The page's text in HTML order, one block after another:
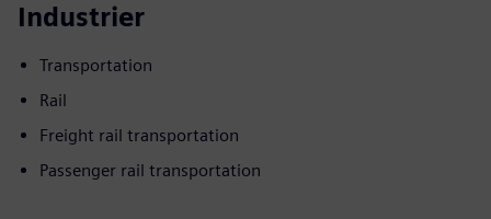
Industrier
Transportation
Rail
Freight rail transportation
Passenger rail transportation